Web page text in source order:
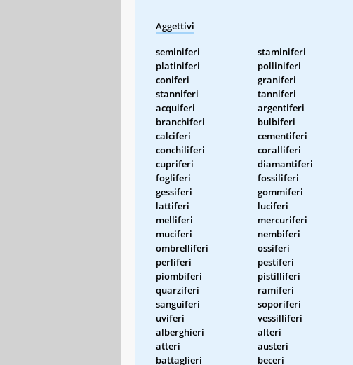
Aggettivi
seminiferi staminiferi
platiniferi
polliniferi
coniferi
graniferi
stanniferi
tanniferi
acquiferi
argentiferi
branchiferi
bulbiferi
calciferi
cementiferi
conchiliferi
coralliferi
cupriferi
diamantiferi
fogliferi
fossiliferi
gessiferi
gommiferi
lattiferi
luciferi
melliferi
mercuriferi
muciferi
nembiferi
ombrelliferi
ossiferi
perliferi
pestiferi
piombiferi
pistilliferi
quarziferi
ramiferi
sanguiferi
soporiferi
uviferi
vessilliferi
alberghieri
alteri
atteri
austeri
battaglieri
beceri